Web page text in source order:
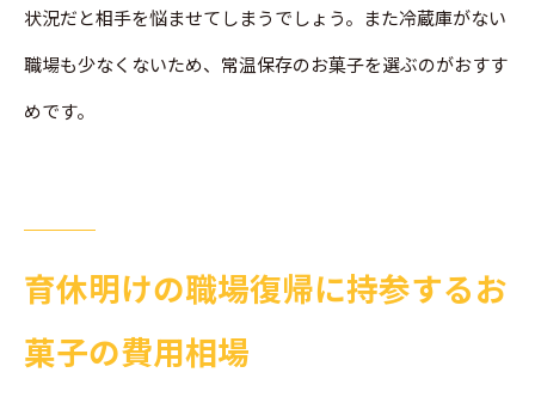
状況だと相手を悩ませてしまうでしょう。また冷蔵庫がない
職場も少なくないため、常温保存のお菓子を選ぶのがおすす
めです。
育休明けの職場復帰に持参するお
菓子の費用相場